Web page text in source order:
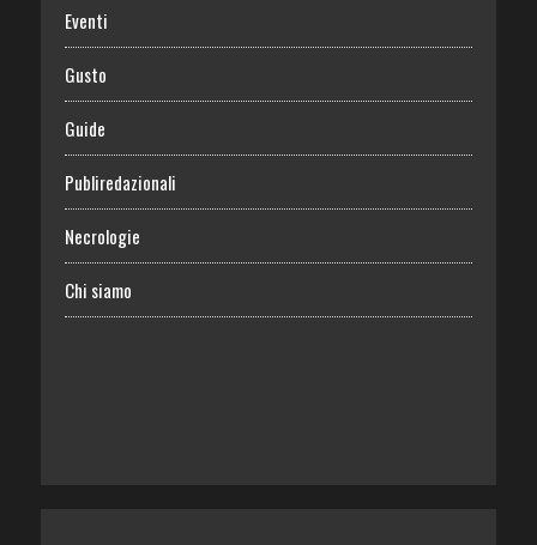
Eventi
Gusto
Guide
Publiredazionali
Necrologie
Chi siamo